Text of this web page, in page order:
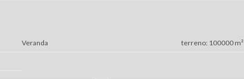
Veranda terreno: 100000 m²